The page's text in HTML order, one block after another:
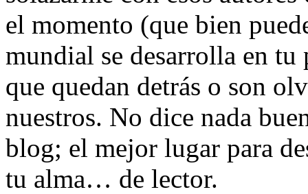
el momento (que bien
mundial se desarrolla en tu
que quedan detrás o son
nuestros. No dice nada
blog; el mejor lugar para
tu alma… de lector.